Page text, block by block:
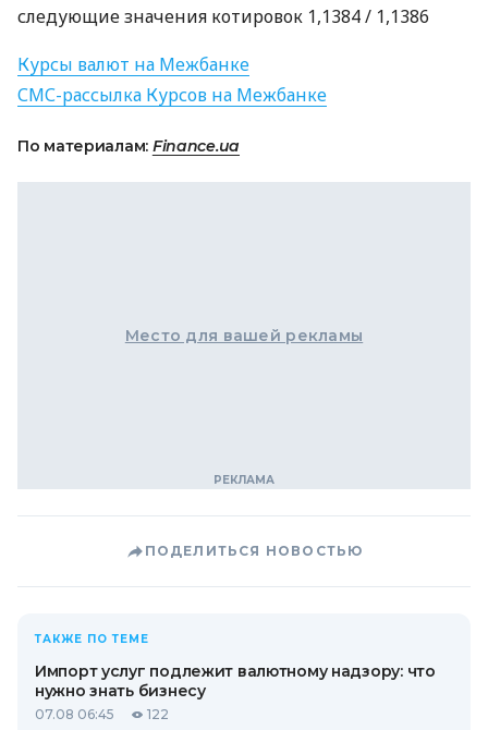
следующие значения котировок 1,1384 / 1,1386
Курсы валют на Межбанке
СМС-рассылка Курсов на Межбанке
По материалам: Finance.ua
Место для вашей рекламы
ПОДЕЛИТЬСЯ НОВОСТЬЮ
ТАКЖЕ ПО ТЕМЕ
Импорт услуг подлежит валютному надзору: что
нужно знать бизнесу
07.08 06:45 122